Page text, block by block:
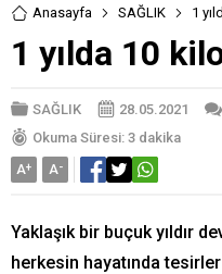
Anasayfa SAĞLIK 1
1 yılda 10
SAĞLIK 28.05.2021
Okuma Süresi: 3 dakika
A+ A-
Yaklaşık bir buçuk yıldır
herkesin hayatında tesirler